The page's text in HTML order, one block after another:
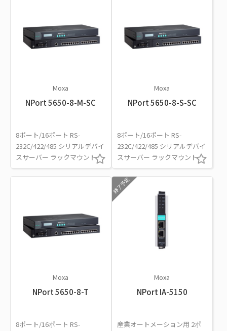
Moxa
NPort 5650-8-M-SC
8ポート/16ポート RS-
232C/422/485 シリアルデバイ
スサーバー ラックマウント
Moxa
NPort 5650-8-S-SC
8ポート/16ポート RS-
232C/422/485 シリアルデバイ
スサーバー ラックマウント
Moxa
NPort 5650-8-T
8ポート/16ポート RS-
終了予定
Moxa
NPort IA-5150
産業オートメーション用 2ポ